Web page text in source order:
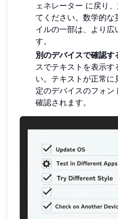
ェネレーター に戻り
てください。数学的な
イルの一部は、より広
す。
別のデバイスで確認す
スでテキストを表示す
い。テキストが正常
定のデバイスのフォ
確認されます。